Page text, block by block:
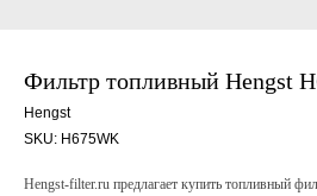
Фильтр топливный Hengst
Hengst
SKU: H675WK
Hengst-filter.ru предлагает купить топливный